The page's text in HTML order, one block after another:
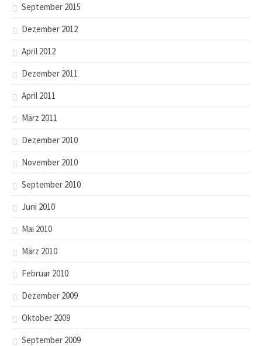
September 2015
Dezember 2012
April 2012
Dezember 2011
April 2011
März 2011
Dezember 2010
November 2010
September 2010
Juni 2010
Mai 2010
März 2010
Februar 2010
Dezember 2009
Oktober 2009
September 2009